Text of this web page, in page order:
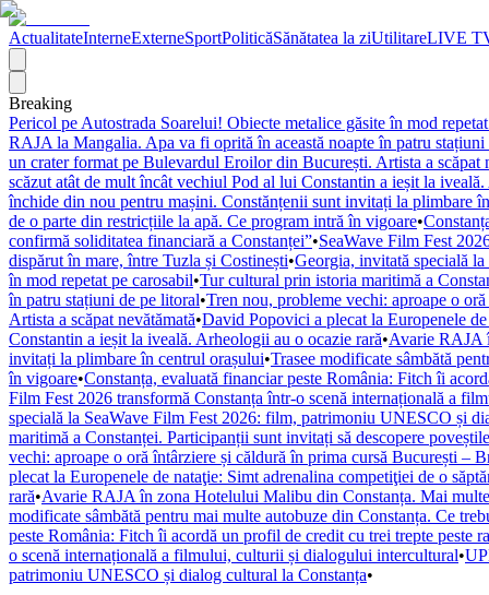
ActualitateInterneExterneSportPoliticăSănătatea la ziUtilitareLIVE
Breaking
Pericol pe Autostrada Soarelui! Obiecte metalice găsite în mod
RAJA la Mangalia. Apa va fi oprită în această noapte în patru stațiuni
un crater format pe Bulevardul Eroilor din București. Artista a scăpat
scăzut atât de mult încât vechiul Pod al lui Constantin a ieșit la
închide din nou pentru mașini. Constănțenii sunt invitați la plimbare
de o parte din restricțiile la apă. Ce program intră în vigoare•
confirmă soliditatea financiară a Constanței”•SeaWave Film Fest
dispărut în mare, între Tuzla și Costinești•Georgia, invitată specială
în mod repetat pe carosabil•Tur cultural prin istoria maritimă a
în patru stațiuni de pe litoral•Tren nou, probleme vechi: aproape o
Artista a scăpat nevătămată•David Popovici a plecat la Europenele
Constantin a ieșit la iveală. Arheologii au o ocazie rară•Avarie RAJA
invitați la plimbare în centrul orașului•Trasee modificate sâmbătă
în vigoare•Constanța, evaluată financiar peste România: Fitch îi
Film Fest 2026 transformă Constanța într-o scenă internațională a
specială la SeaWave Film Fest 2026: film, patrimoniu UNESCO și
maritimă a Constanței. Participanții sunt invitați să descopere
vechi: aproape o oră întârziere și căldură în prima cursă București –
plecat la Europenele de nataţie: Simt adrenalina competiţiei de o
rară•Avarie RAJA în zona Hotelului Malibu din Constanța. Mai
modificate sâmbătă pentru mai multe autobuze din Constanța. Ce
peste România: Fitch îi acordă un profil de credit cu trei trepte
o scenă internațională a filmului, culturii și dialogului intercultural•
patrimoniu UNESCO și dialog cultural la Constanța•